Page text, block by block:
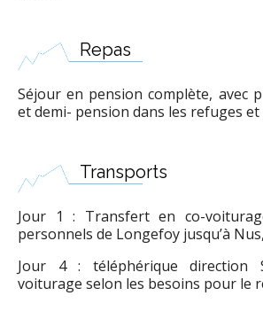
Repas
Séjour en pension complète, avec
et demi- pension dans les refuges
Transports
Jour 1 : Transfert en co-
personnels de Longefoy jusqu’à
Jour 4 : téléphérique direction
voiturage selon les besoins pour le